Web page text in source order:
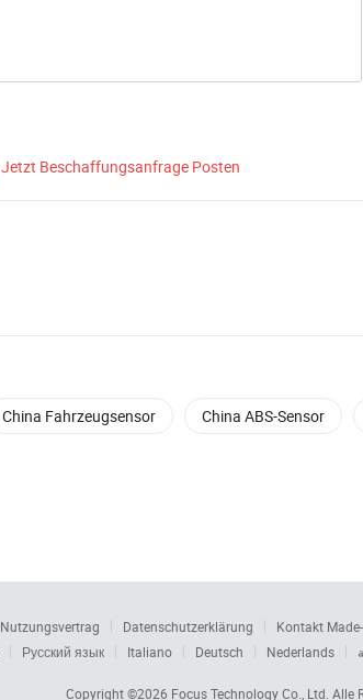
Jetzt Beschaffungsanfrage Posten
China Fahrzeugsensor China ABS-Sensor
Nutzungsvertrag Datenschutzerklärung Kontakt
Русский язык Italiano Deutsch Nederlands
Copyright ©2026 Focus Technology Co., Ltd. Alle